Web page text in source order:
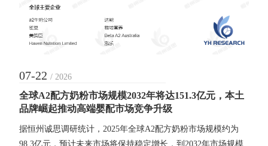
07-22 / 2026
全球A2配方奶粉市场规模2032年将达151.3亿元，本土
品牌崛起推动高端婴配市场竞争升级
据恒州诚思调研统计，2025年全球A2配方奶粉市场规模约为
98.3亿元，预计未来市场将保持稳定增长，到2032年市场规模